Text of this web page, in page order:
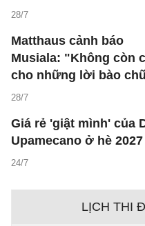
28/7
Matthaus cảnh báo
Musiala: "Không còn
cho những lời bào
28/7
Giá rẻ 'giật mình' của
Upamecano ở hè 2027
24/7
LỊCH THI